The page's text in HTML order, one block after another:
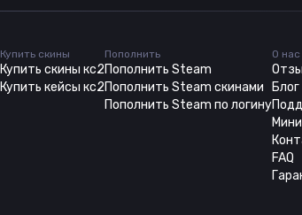
Купить скины
Купить скины кс2
Купить кейсы кс2
Пополнить
Пополнить Steam
Пополнить Steam скинами
Пополнить Steam по логину
О нас
Блог
FAQ